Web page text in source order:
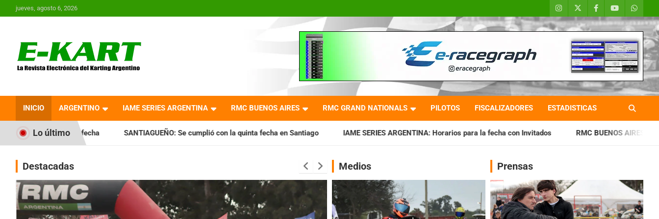
Saltar
al
jueves, agosto 6, 2026
Revista Electrónica del
Karting en Argentina
INICIO ARGENTINO IAME SERIES ARGENTINA RMC BUENOS AIRES RMC GRAND NATIONALS PILOTOS FISCALIZADORES ESTADISTICAS
Lo último
quinta fecha SANTIAGUEÑO: Se cumplió con la quinta fecha en Santiago IAME SERIES ARGENTINA: Horarios para la fecha con Invitados RMC BUENOS AIRES: Cerró una jornada
Destacadas Medios Prensas